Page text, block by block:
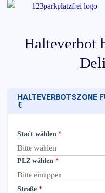
Halteverbot
HALTEVERBOTSZONE
€
Stadt wählen
PLZ wählen
Straße